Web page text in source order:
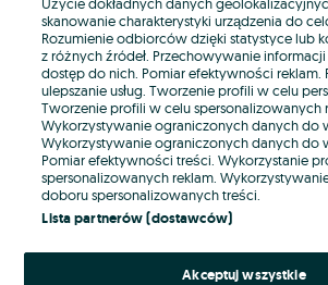
E-mail
Hasło
Nie pamiętasz hasła?
skanowanie charakterystyki urządzenia do
Rozumienie odbiorców dzięki statystyce lub
z różnych źródeł. Przechowywanie
dostęp do nich. Pomiar efektywności reklam.
ulepszanie usług. Tworzenie profili w celu
Tworzenie profili w celu spersonalizowanych
Wykorzystywanie ograniczonych danych do
Wykorzystywanie ograniczonych danych do
Pomiar efektywności treści. Wykorzystanie
spersonalizowanych reklam.
doboru spersonalizowanych treści.
Lista partnerów (dostawców)
Akceptuj wszystkie